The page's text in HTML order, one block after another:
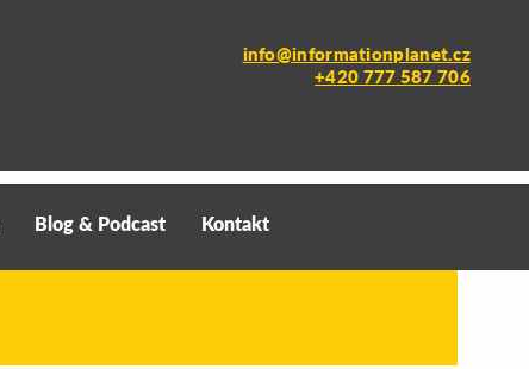
info@informationplanet.cz
+420 777 587 706
Blog & Podcast Kontakt